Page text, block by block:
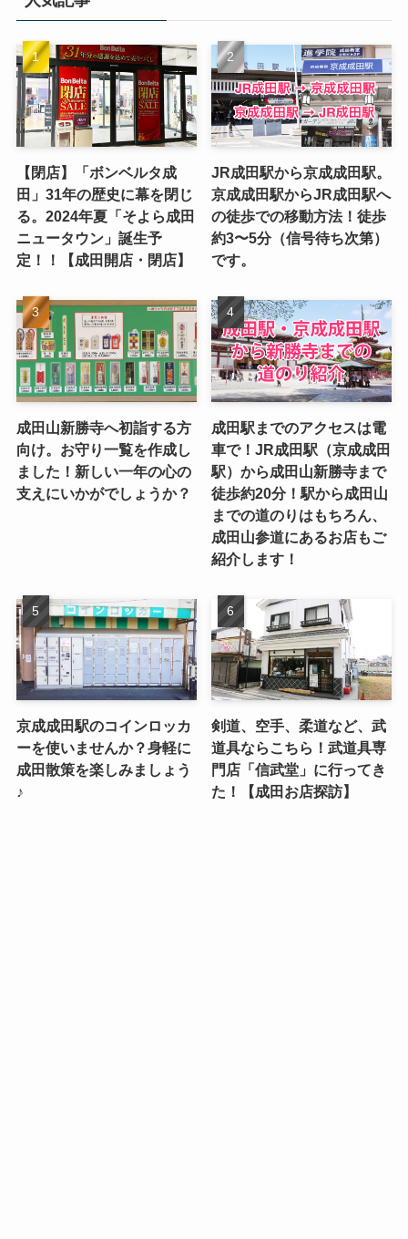
【閉店】「ボンベルタ成
田」31年の歴史に幕を閉じ
る。2024年夏「そよら成田
ニュータウン」誕生予
定！！【成田開店・閉店】
JR成田駅から京成成田駅。
京成成田駅からJR成田駅へ
の徒歩での移動方法！徒歩
約3〜5分（信号待ち次第）
です。
成田山新勝寺へ初詣する方
向け。お守り一覧を作成し
ました！新しい一年の心の
支えにいかがでしょうか？
成田駅までのアクセスは電
車で！JR成田駅（京成成田
駅）から成田山新勝寺まで
徒歩約20分！駅から成田山
までの道のりはもちろん、
成田山参道にあるお店もご
紹介します！
京成成田駅のコインロッカ
ーを使いませんか？身軽に
成田散策を楽しみましょう
♪
剣道、空手、柔道など、武
道具ならこちら！武道具専
門店「信武堂」に行ってき
た！【成田お店探訪】